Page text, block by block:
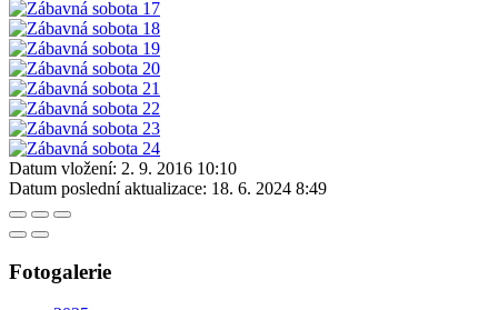
Datum vložení: 2. 9. 2016 10:10
Datum poslední aktualizace: 18. 6. 2024 8:49
Fotogalerie